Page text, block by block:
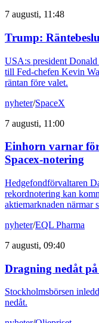
7 augusti, 11:48
Trump:
USA:s president
till Fed-chefen Kevin
räntan före valet.
nyheter/SpaceX
7 augusti, 11:00
Einhorn varnar
Spacex-notering
Hedgefondförvaltaren
rekordnotering kan
aktiemarknaden närmar
nyheter/EQL Pharma
7 augusti, 09:40
Dragning nedåt
Stockholmsbörsen
nedåt.